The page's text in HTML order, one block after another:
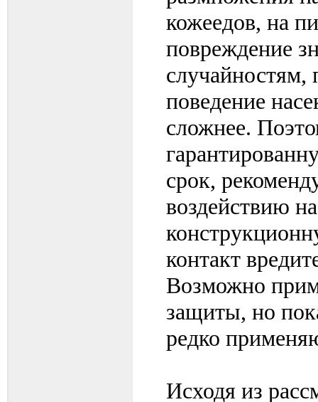
кожеедов, на
повреждение
случайностям,
поведение
сложнее.
срок,
воздействию
контакт
Возможно
защиты, но
редко
Исходя из